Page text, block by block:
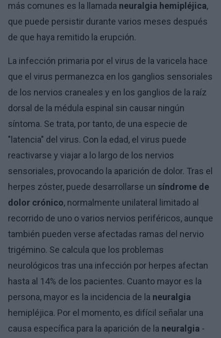
más comunes es la llamada neuralgia hemipléjica,
que puede persistir durante varios meses después
de que haya remitido la erupción.
La infección primaria por el virus de la varicela hace
que el virus permanezca en los ganglios sensoriales
de los nervios craneales y en los ganglios de la raíz
dorsal de la médula espinal sin causar ningún
síntoma. Se trata, por tanto, de una especie de
"latencia" del virus. Con la edad, el virus puede
reactivarse y viajar a lo largo de los nervios
sensoriales, provocando la aparición de dolor. Tras el
herpes zóster, puede desarrollarse un síndrome de
dolor crónico, normalmente unilateral limitado al
recorrido de uno o varios nervios periféricos, aunque
también pueden verse afectadas ramas del nervio
trigémino. Se calcula que los problemas
neurológicos tras una infección por herpes afectan
hasta al 14% de los pacientes. Cuanto mayor es la
persona, mayor es la incidencia de la neuralgia
hemipléjica. Por el momento, es difícil señalar una
causa específica para la aparición de la neuralgia -